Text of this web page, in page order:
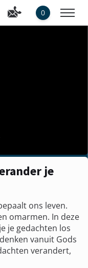
0
je
ons leven.
omarmen. In deze
je gedachten los
vanuit Gods
verandert,